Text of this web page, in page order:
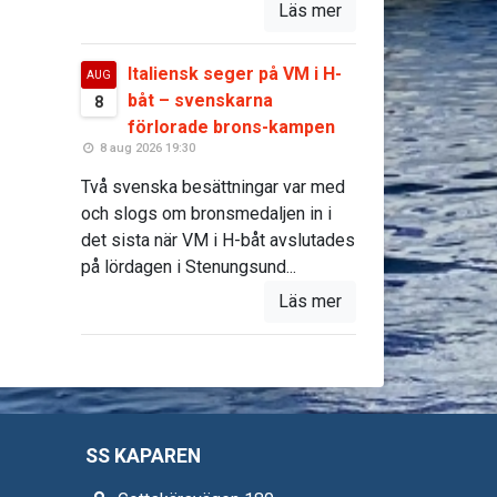
Läs mer
AUG
8
Italiensk seger på VM i H-
båt – svenskarna
förlorade brons-kampen
8 aug 2026 19:30
Två svenska besättningar var med
och slogs om bronsmedaljen in i
det sista när VM i H-båt avslutades
på lördagen i Stenungsund...
Läs mer
SS KAPAREN